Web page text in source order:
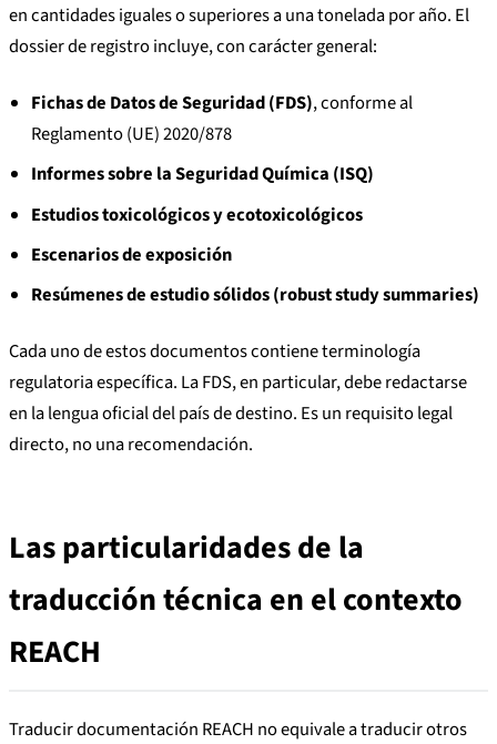
en cantidades iguales o superiores a una tonelada por año. El
dossier de registro incluye, con carácter general:
Fichas de Datos de Seguridad (FDS), conforme al
Reglamento (UE) 2020/878
Informes sobre la Seguridad Química (ISQ)
Estudios toxicológicos y ecotoxicológicos
Escenarios de exposición
Resúmenes de estudio sólidos (robust study summaries)
Cada uno de estos documentos contiene terminología
regulatoria específica. La FDS, en particular, debe redactarse
en la lengua oficial del país de destino. Es un requisito legal
directo, no una recomendación.
Las particularidades de la
traducción técnica en el contexto
REACH
Traducir documentación REACH no equivale a traducir otros